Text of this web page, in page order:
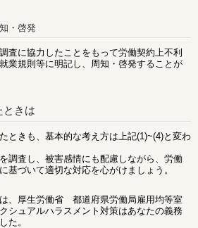
・啓発
査に協力したことをもって労働契約上不利
業規則等に明記し、周知・啓発することが
ときは
ときも、基本的な考え方は上記(1)~(4)と変わ
調査し、被害感情にも配慮しながら、労働
基づいて適切な対応を心がけましょう。
、厚生労働省 都道府県労働局雇用均等室
シュアルハラスメント対策はあなたの義務
た。